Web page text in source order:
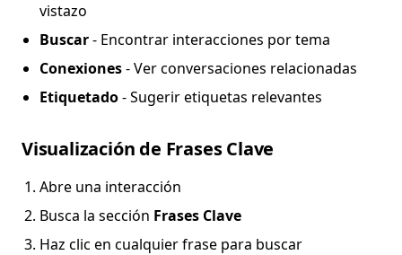
vistazo
Buscar- Encontrar interacciones por tema
Conexiones- Ver conversaciones relacionadas
Etiquetado- Sugerir etiquetas relevantes
Visualización de Frases Clave
Abre una interacción
Busca la sección Frases Clave
Haz clic en cualquier frase para buscar